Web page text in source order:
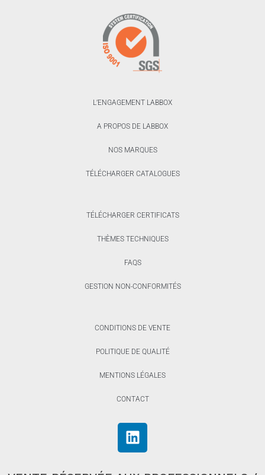
L’ENGAGEMENT LABBOX
A PROPOS DE LABBOX
NOS MARQUES
TÉLÉCHARGER CATALOGUES
TÉLÉCHARGER CERTIFICATS
THÈMES TECHNIQUES
FAQS
GESTION NON-CONFORMITÉS
CONDITIONS DE VENTE
POLITIQUE DE QUALITÉ
MENTIONS LÉGALES
CONTACT